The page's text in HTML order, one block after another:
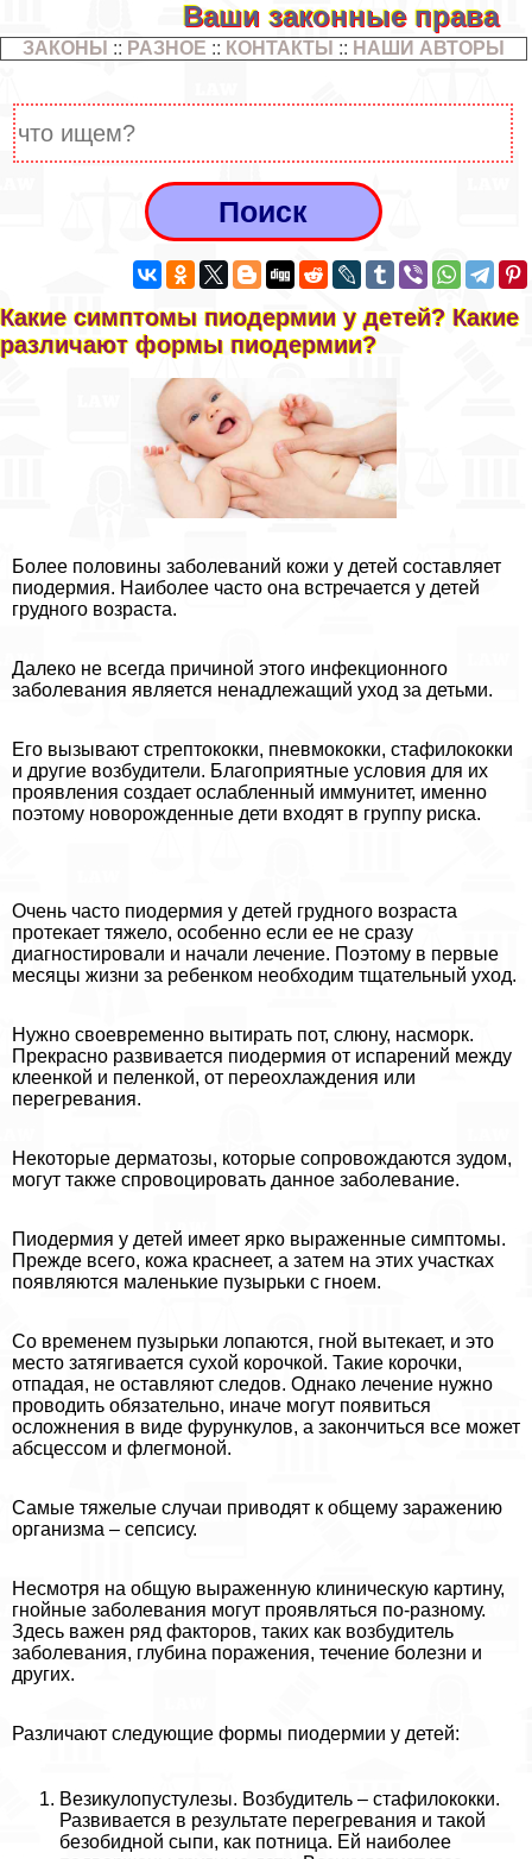
Ваши законные права
ЗАКОНЫ :: РАЗНОЕ :: КОНТАКТЫ :: НАШИ АВТОРЫ
Какие симптомы пиодермии у детей? Какие
различают формы пиодермии?
Более половины заболеваний кожи у детей составляет
пиодермия. Наиболее часто она встречается у детей
грудного возраста.
Далеко не всегда причиной этого инфекционного
заболевания является ненадлежащий уход за детьми.
Его вызывают стрептококки, пневмококки, стафилококки
и другие возбудители. Благоприятные условия для их
проявления создает ослабленный иммунитет, именно
поэтому новорожденные дети входят в группу риска.
Очень часто пиодермия у детей грудного возраста
протекает тяжело, особенно если ее не сразу
диагностировали и начали лечение. Поэтому в первые
месяцы жизни за ребенком необходим тщательный уход.
Нужно своевременно вытирать пот, слюну, насморк.
Прекрасно развивается пиодермия от испарений между
клеенкой и пеленкой, от переохлаждения или
перегревания.
Некоторые дерматозы, которые сопровождаются зудом,
могут также спровоцировать данное заболевание.
Пиодермия у детей имеет ярко выраженные симптомы.
Прежде всего, кожа краснеет, а затем на этих участках
появляются маленькие пузырьки с гноем.
Со временем пузырьки лопаются, гной вытекает, и это
место затягивается сухой корочкой. Такие корочки,
отпадая, не оставляют следов. Однако лечение нужно
проводить обязательно, иначе могут появиться
осложнения в виде фурункулов, а закончиться все может
абсцессом и флегмоной.
Самые тяжелые случаи приводят к общему заражению
организма – сепсису.
Несмотря на общую выраженную клиническую картину,
гнойные заболевания могут проявляться по-разному.
Здесь важен ряд факторов, таких как возбудитель
заболевания, глубина поражения, течение болезни и
других.
Различают следующие формы пиодермии у детей:
Везикулопустулезы. Возбудитель – стафилококки.
Развивается в результате перегревания и такой
безобидной сыпи, как потница. Ей наиболее